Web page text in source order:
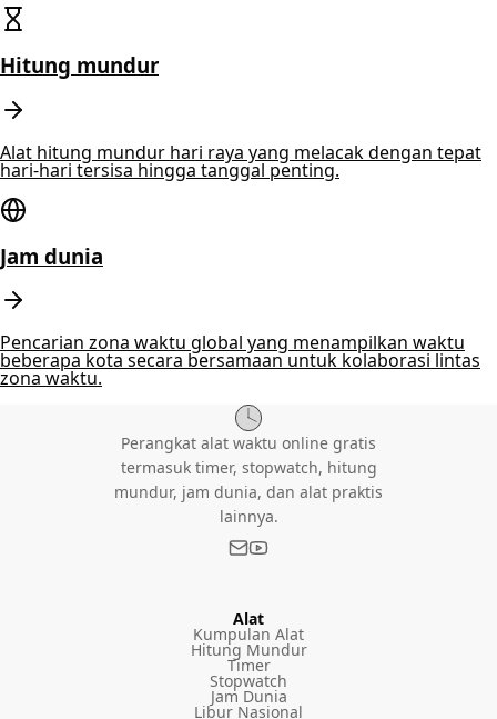
Hitung mundur
Alat hitung mundur hari raya yang melacak dengan tepat
hari-hari tersisa hingga tanggal penting.
Jam dunia
Pencarian zona waktu global yang menampilkan waktu
beberapa kota secara bersamaan untuk kolaborasi lintas
zona waktu.
Perangkat alat waktu online gratis
termasuk timer, stopwatch, hitung
mundur, jam dunia, dan alat praktis
lainnya.
Alat
Kumpulan Alat
Hitung Mundur
Timer
Stopwatch
Jam Dunia
Libur Nasional